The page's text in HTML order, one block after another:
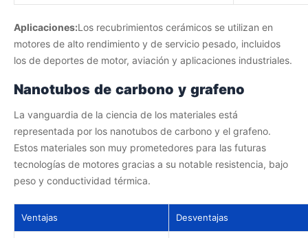
Aplicaciones:Los recubrimientos cerámicos se utilizan en
motores de alto rendimiento y de servicio pesado, incluidos
los de deportes de motor, aviación y aplicaciones industriales.
Nanotubos de carbono y grafeno
La vanguardia de la ciencia de los materiales está
representada por los nanotubos de carbono y el grafeno.
Estos materiales son muy prometedores para las futuras
tecnologías de motores gracias a su notable resistencia, bajo
peso y conductividad térmica.
Ventajas Desventajas